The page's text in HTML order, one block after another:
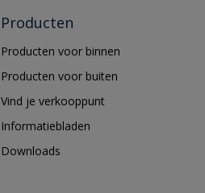
Producten
Producten voor binnen
Producten voor buiten
Vind je verkooppunt
Informatiebladen
Downloads